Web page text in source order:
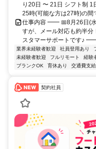
り20日 〜 21日 シフト制
25時(可能な方は27時)の間
仕事内容 ━━ 📅8月26日(
すが、メール対応も約半分
スタマーサポートで
業界未経験者歓迎 社員登用あり
未経験者歓迎
フルリモート 経験
ブランクOK
育休あり 交通費支給
契約社員